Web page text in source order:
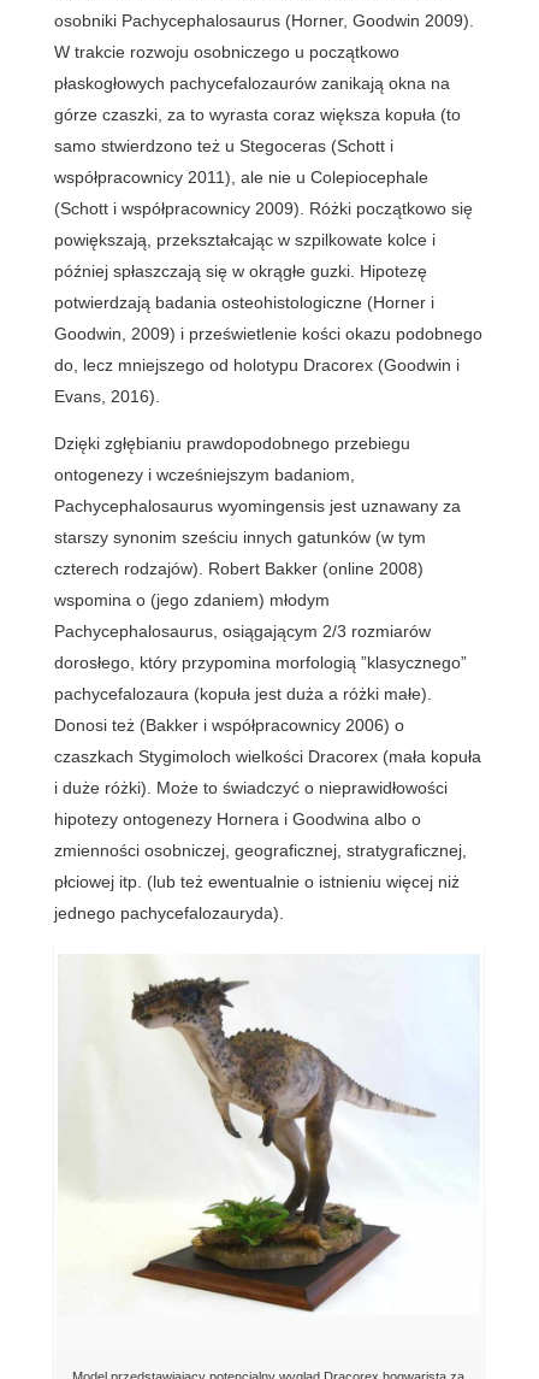
osobniki Pachycephalosaurus (Horner, Goodwin 2009).
W trakcie rozwoju osobniczego u początkowo
płaskogłowych pachycefalozaurów zanikają okna na
górze czaszki, za to wyrasta coraz większa kopuła (to
samo stwierdzono też u Stegoceras (Schott i
współpracownicy 2011), ale nie u Colepiocephale
(Schott i współpracownicy 2009). Różki początkowo się
powiększają, przekształcając w szpilkowate kolce i
później spłaszczają się w okrągłe guzki. Hipotezę
potwierdzają badania osteohistologiczne (Horner i
Goodwin, 2009) i prześwietlenie kości okazu podobnego
do, lecz mniejszego od holotypu Dracorex (Goodwin i
Evans, 2016).
Dzięki zgłębianiu prawdopodobnego przebiegu
ontogenezy i wcześniejszym badaniom,
Pachycephalosaurus wyomingensis jest uznawany za
starszy synonim sześciu innych gatunków (w tym
czterech rodzajów). Robert Bakker (online 2008)
wspomina o (jego zdaniem) młodym
Pachycephalosaurus, osiągającym 2/3 rozmiarów
dorosłego, który przypomina morfologią ”klasycznego”
pachycefalozaura (kopuła jest duża a różki małe).
Donosi też (Bakker i współpracownicy 2006) o
czaszkach Stygimoloch wielkości Dracorex (mała kopuła
i duże różki). Może to świadczyć o nieprawidłowości
hipotezy ontogenezy Hornera i Goodwina albo o
zmienności osobniczej, geograficznej, stratygraficznej,
płciowej itp. (lub też ewentualnie o istnieniu więcej niż
jednego pachycefalozauryda).